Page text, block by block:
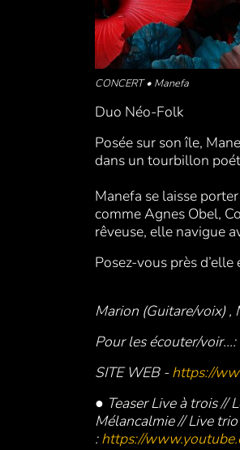
CONCERT • Manefa
Duo Néo-Folk
Posée sur son île,
dans un tourbillon
Manefa se laisse
comme Agnes Obel,
rêveuse, elle navigue
Posez-vous près
Marion (Guitare/voix) ,
Pour les écouter/voir...:
SITE WEB -https://
● Teaser Live à trois //
Mélancalmie // Live
:https://